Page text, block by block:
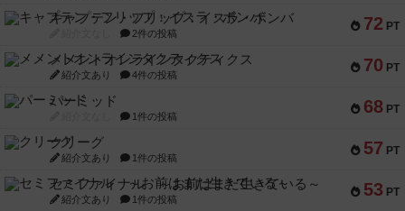
72 PT
キャプテン・フリップ：イスラ・ボンバ
2件の投稿
70 PT
メメントオンラインタクティクス
紹介文あり 4件の投稿
68 PT
パーミッド
1件の投稿
57 PT
クリーグ
紹介文あり 1件の投稿
53 PT
セミファイナル ～お前はまだ生きている～
紹介文あり 1件の投稿